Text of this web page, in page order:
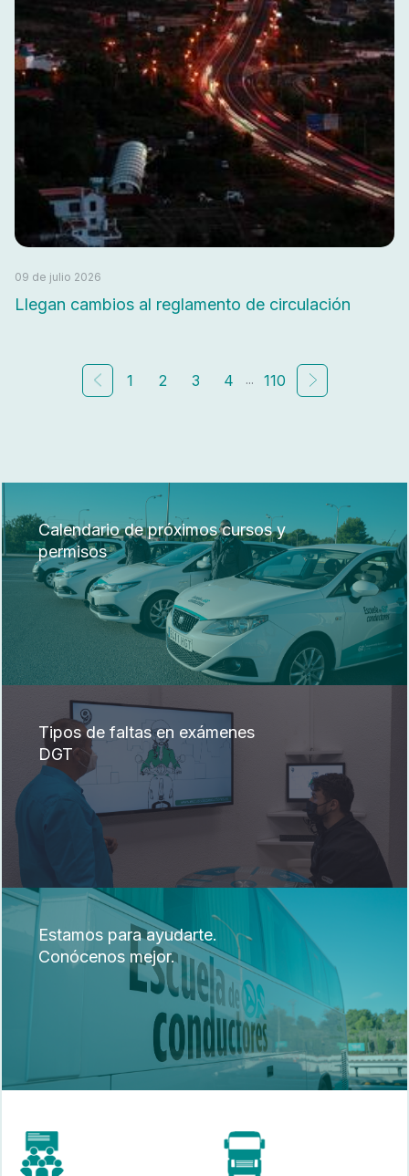
09 de julio 2026
Llegan cambios al reglamento de circulación
1 2 3 4 ... 110
Calendario de próximos cursos y
permisos
Tipos de faltas en exámenes
DGT
Estamos para ayudarte.
Conócenos mejor.